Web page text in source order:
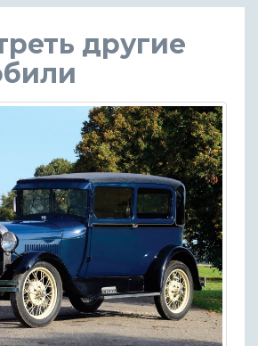
другие